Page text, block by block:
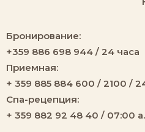
Бронирование:
+359 886 698 944 / 24 часа
Приемная:
+ 359 885 884 600 / 2100 /
Спа-рецепция:
+ 359 882 92 48 40 / 07:00